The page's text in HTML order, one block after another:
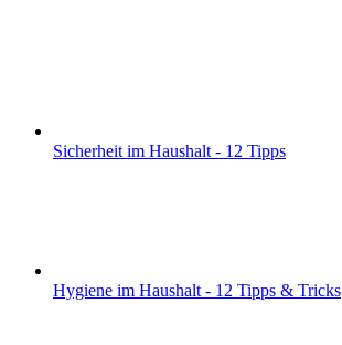
Sicherheit im Haushalt - 12 Tipps
Hygiene im Haushalt - 12 Tipps & Tricks